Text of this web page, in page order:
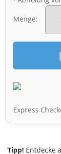
Menge:
Express
Tipp! Entdecke